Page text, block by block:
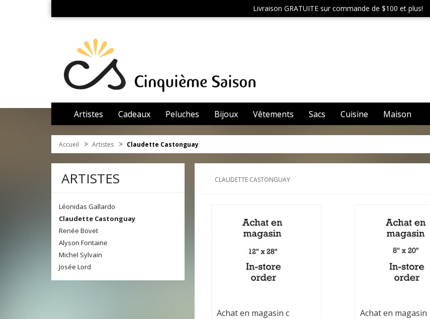
Livraison GRATUITE sur commande de $100 et plus!
Artistes Cadeaux Peluches Bijoux Vêtements Sacs Cuisine Maison
Accueil > Artistes > Claudette Castonguay
ARTISTES
Léonidas Gallardo
Claudette Castonguay
Renée Bovet
Alyson Fontaine
Michel Sylvain
Josée Lord
CLAUDETTE CASTONGUAY
Achat en magasin c Achat en magasin